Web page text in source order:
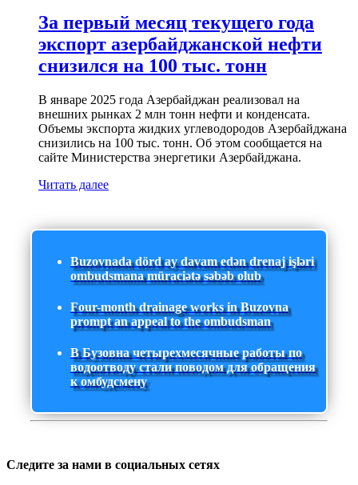
За первый месяц текущего года
экспорт азербайджанской нефти
снизился на 100 тыс. тонн
В январе 2025 года Азербайджан реализовал на
внешних рынках 2 млн тонн нефти и конденсата.
Объемы экспорта жидких углеводородов Азербайджана
снизились на 100 тыс. тонн. Об этом сообщается на
сайте Министерства энергетики Азербайджана.
Читать далее
Buzovnada dörd ay davam edən drenaj işləri
ombudsmana müraciətə səbəb olub
Four-month drainage works in Buzovna
prompt an appeal to the ombudsman
В Бузовна четырехмесячные работы по
водоотводу стали поводом для обращения
к омбудсмену
Следите за нами в социальных сетях